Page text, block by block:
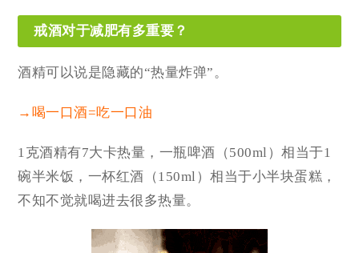
戒酒对于减肥有多重要？
酒精可以说是隐藏的“热量炸弹”。
→喝一口酒=吃一口油
1克酒精有7大卡热量，一瓶啤酒（500ml）相当于1
碗半米饭，一杯红酒（150ml）相当于小半块蛋糕，
不知不觉就喝进去很多热量。